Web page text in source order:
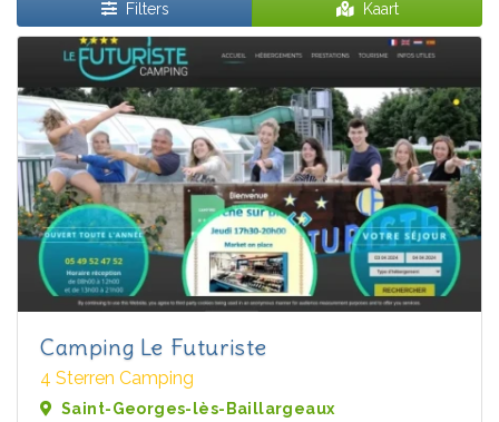
Filters Kaart
Camping Le Futuriste
4 Sterren Camping
Saint-Georges-lès-Baillargeaux